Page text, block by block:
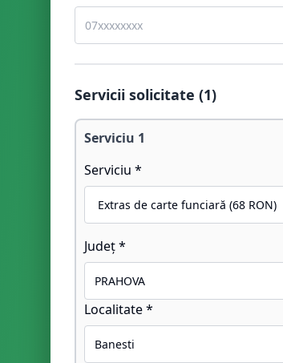
Servicii solicitate (1)
Serviciu 1
Serviciu *
Județ *
Localitate *